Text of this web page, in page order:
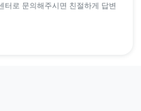
터로 문의해주시면 친절하게 답변